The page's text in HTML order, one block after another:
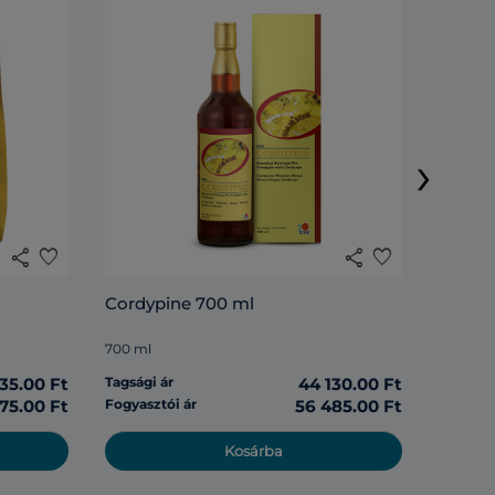
share favorite
Ft
Ft
share favorite
Cordypine 700 ml
700 ml
Tagsági ár
44 130.00 Ft
Fogyasztói ár 56 485.00 Ft
Kosárba
›